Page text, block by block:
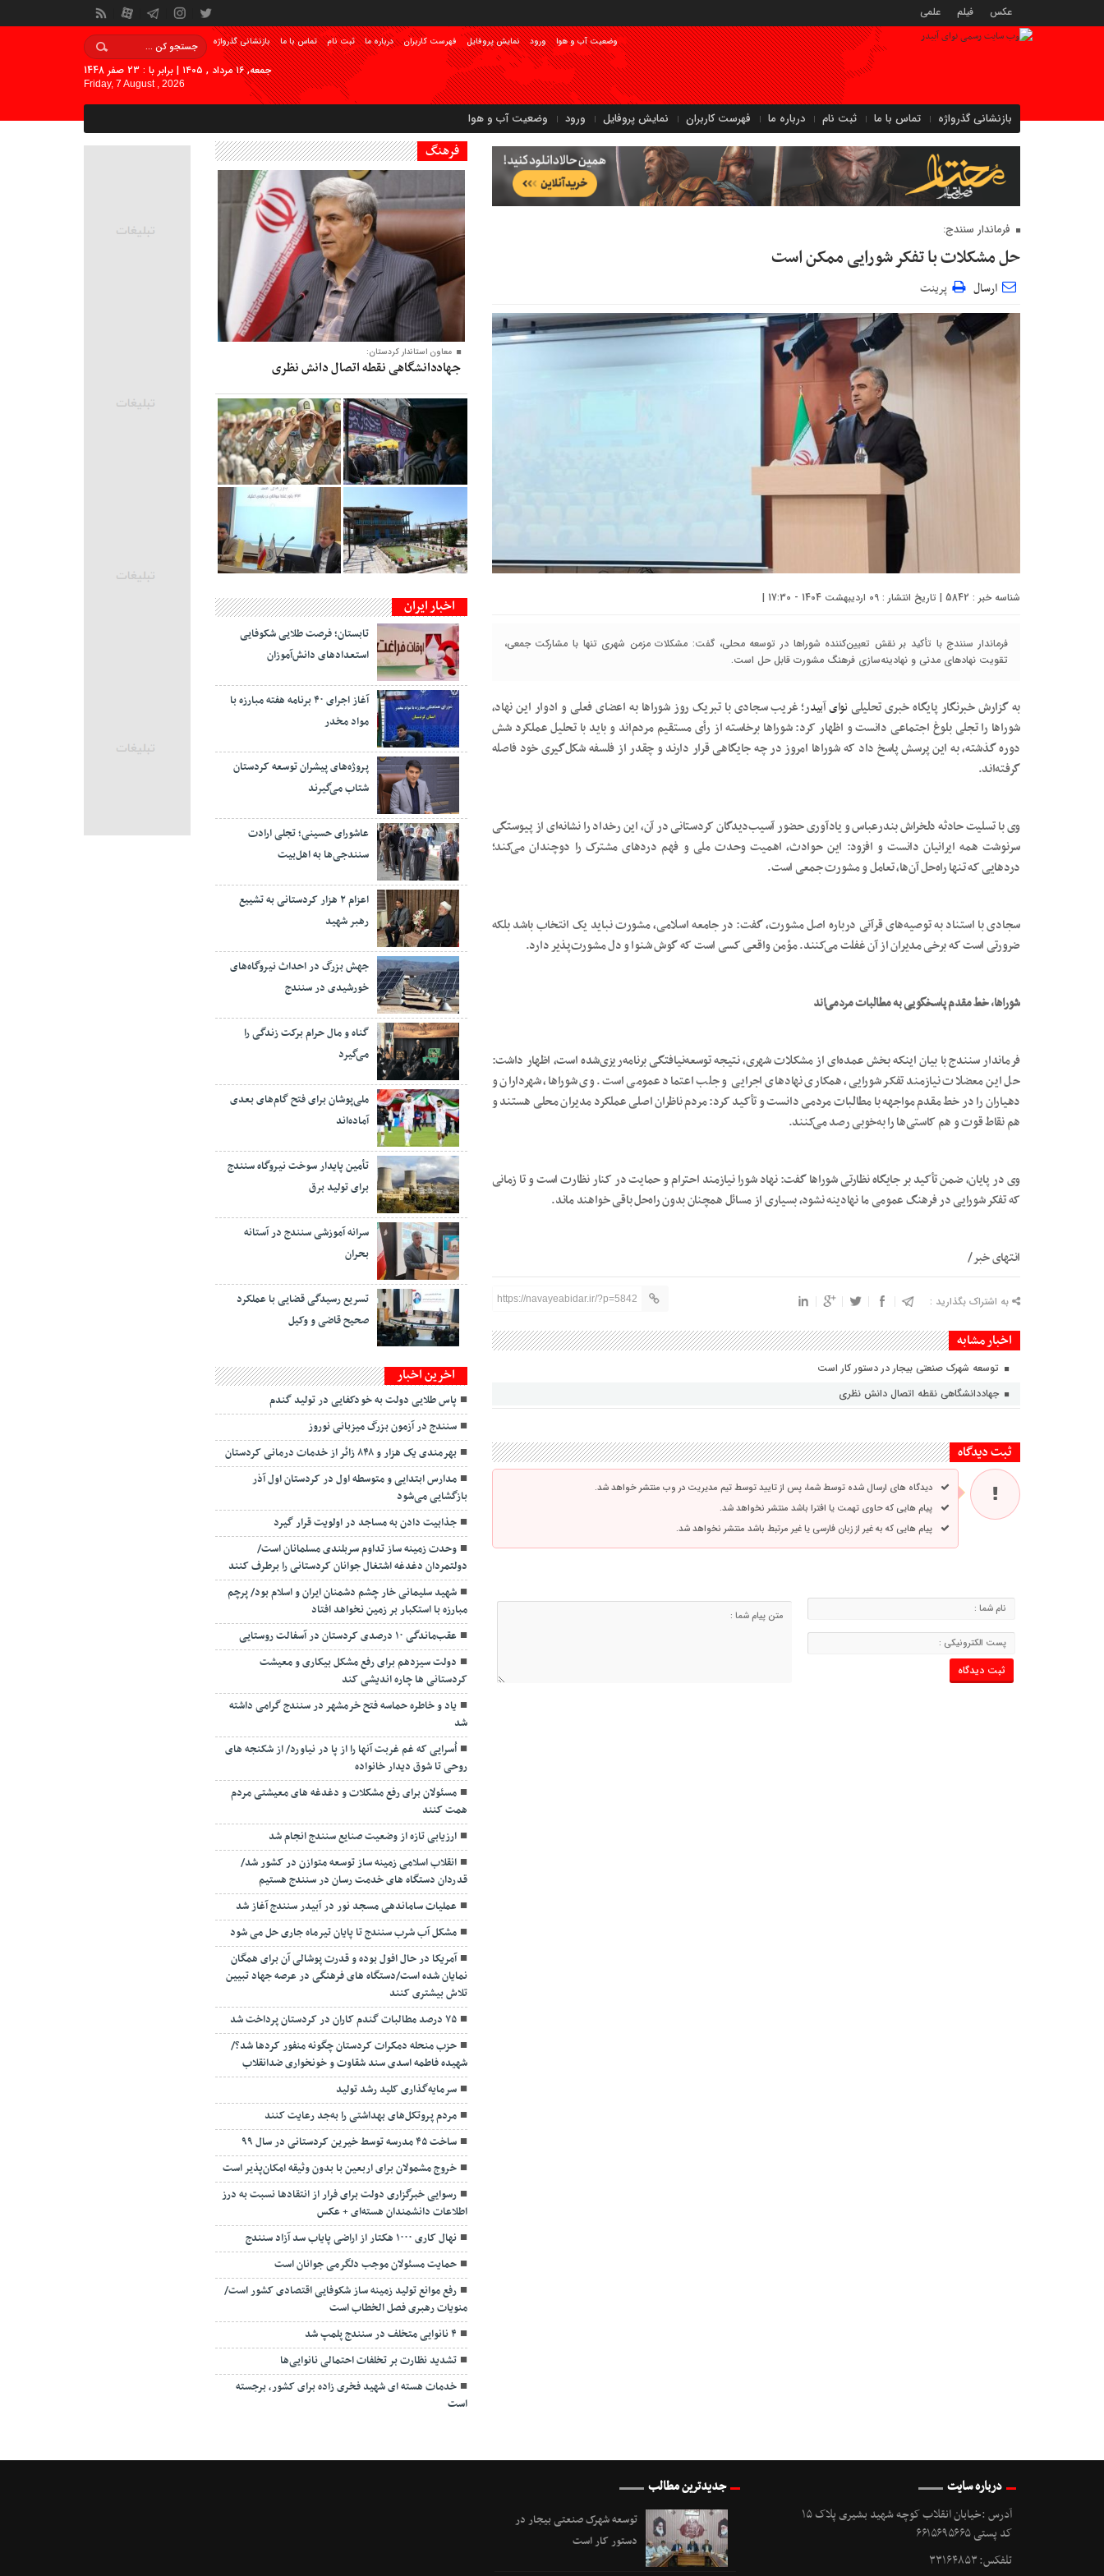
عکس فیلم علمی
بازنشانی گذرواژه تماس با ما ثبت نام درباره ما فهرست کاربران نمایش پروفایل ورود وضعیت آب و هوا
جمعه, ۱۶ مرداد , ۱۴۰۵ | برابر با : 23 صفر 1448
Friday, 7 August , 2026
بازنشانی گذرواژه تماس با ما ثبت نام درباره ما فهرست کاربران نمایش پروفایل ورود وضعیت آب و هوا
فرماندار سنندج:
حل مشکلات با تفکر شورایی ممکن است
ارسال پرینت
شناسه خبر : 5842 | تاریخ انتشار : 09 اردیبهشت 1404 - 17:30 |
فرماندار سنندج با تأکید بر نقش تعیین‌کننده شوراها در توسعه محلی، گفت: مشکلات مزمن شهری تنها با مشارکت جمعی،
تقویت نهادهای مدنی و نهادینه‌سازی فرهنگ مشورت قابل حل است.
به گزارش خبرنگار پایگاه خبری تحلیلی نوای آبیدر؛ غریب سجادی با تبریک روز شوراها به اعضای فعلی و ادوار این نهاد،
شوراها را تجلی بلوغ اجتماعی دانست و اظهار کرد: شوراها برخاسته از رأی مستقیم مردم‌اند و باید با تحلیل عملکرد شش
دوره گذشته، به این پرسش پاسخ داد که شوراها امروز در چه جایگاهی قرار دارند و چقدر از فلسفه شکل‌گیری خود فاصله
گرفته‌اند.
وی با تسلیت حادثه دلخراش بندرعباس و یادآوری حضور آسیب‌دیدگان کردستانی در آن، این رخداد را نشانه‌ای از پیوستگی
سرنوشت همه ایرانیان دانست و افزود: این حوادث، اهمیت وحدت ملی و فهم دردهای مشترک را دوچندان می‌کند؛
دردهایی که تنها راه‌حل آن‌ها، تعامل و مشورت جمعی است.
سجادی با استناد به توصیه‌های قرآنی درباره اصل مشورت، گفت: در جامعه اسلامی، مشورت نباید یک انتخاب باشد بلکه
ضرورتی است که برخی مدیران از آن غفلت می‌کنند. مؤمن واقعی کسی است که گوش شنوا و دل مشورت‌پذیر دارد.
شوراها، خط مقدم پاسخگویی به مطالبات مردمی‌اند
فرماندار سنندج با بیان اینکه بخش عمده‌ای از مشکلات شهری، نتیجه توسعه‌نیافتگی برنامه‌ریزی‌شده است، اظهار داشت:
حل این معضلات نیازمند تفکر شورایی، همکاری نهادهای اجرایی و جلب اعتماد عمومی است. وی شوراها، شهرداران و
دهیاران را در خط مقدم مواجهه با مطالبات مردمی دانست و تأکید کرد: مردم ناظران اصلی عملکرد مدیران محلی هستند و
هم نقاط قوت و هم کاستی‌ها را به‌خوبی رصد می‌کنند.
وی در پایان، ضمن تأکید بر جایگاه نظارتی شوراها گفت: نهاد شورا نیازمند احترام و حمایت در کنار نظارت است و تا زمانی
که تفکر شورایی در فرهنگ عمومی ما نهادینه نشود، بسیاری از مسائل همچنان بدون راه‌حل باقی خواهند ماند.
انتهای خبر/
به اشتراک بگذارید : https://navayeabidar.ir/?p=5842
اخبار مشابه
توسعه شهرک صنعتی بیجار در دستور کار است
جهاددانشگاهی نقطه اتصال دانش نظری
ثبت دیدگاه
دیدگاه های ارسال شده توسط شما، پس از تایید توسط تیم مدیریت در وب منتشر خواهد شد.
پیام هایی که حاوی تهمت یا افترا باشد منتشر نخواهد شد.
پیام هایی که به غیر از زبان فارسی یا غیر مرتبط باشد منتشر نخواهد شد.
فرهنگ
معاون‌ استاندار کردستان:
جهاددانشگاهی نقطه اتصال دانش نظری
اخبار ایران
تابستان؛ فرصت طلایی شکوفایی
استعدادهای دانش‌آموزان
آغاز اجرای ۴۰ برنامه هفته مبارزه با
مواد مخدر
پروژه‌های پیشران توسعه کردستان
شتاب می‌گیرند
عاشورای حسینی؛ تجلی ارادت
سنندجی‌ها به اهل‌بیت
اعزام ۲ هزار کردستانی به تشییع
رهبر شهید
جهش بزرگ در احداث نیروگاه‌های
خورشیدی در سنندج
گناه و مال حرام برکت زندگی را
می‌گیرد
ملی‌پوشان برای فتح گام‌های بعدی
آماده‌اند
تأمین پایدار سوخت نیروگاه سنندج
برای تولید برق
سرانه آموزشی سنندج در آستانه
بحران
تسریع رسیدگی قضایی با عملکرد
صحیح قاضی و وکیل
اخرین اخبار
پاس طلایی دولت به خودکفایی در تولید گندم
سنندج در آزمون بزرگ میزبانی نوروز
بهرمندی یک هزار و ۸۴۸ زائر از خدمات درمانی کردستان
مدارس ابتدایی و متوسطه اول در کردستان اول آذر
بازگشایی می‌شود
جذابیت دادن به مساجد در اولویت قرار گیرد
وحدت زمینه ساز تداوم سربلندی مسلمانان است/
دولتمردان دغدغه اشتغال جوانان کردستانی را برطرف کنند
شهید سلیمانی خار چشم دشمنان ایران و اسلام بود/ پرچم
مبارزه با استکبار بر زمین نخواهد افتاد
عقب‌ماندگی ۱۰ درصدی کردستان در آسفالت روستایی
دولت سیزدهم برای رفع مشکل بیکاری و معیشت
کردستانی ها چاره اندیشی کند
یاد و خاطره حماسه فتح خرمشهر در سنندج گرامی داشته
شد
اُسرایی که غم غربت آنها را از پا در نیاورد/ از شکنجه های
روحی تا شوق دیدار خانواده
مسئولان برای رفع مشکلات و دغدغه های معیشتی مردم
همت کنند
ارزیابی تازه از وضعیت صنایع سنندج انجام شد
انقلاب اسلامی زمینه ساز توسعه متوازن در کشور شد/
قدردان دستگاه های خدمت رسان در سنندج هستیم
عملیات ساماندهی مسجد نور در آبیدر سنندج آغاز شد
مشکل آب شرب سنندج تا پایان تیرماه جاری حل می شود
آمریکا در حال افول بوده و قدرت پوشالی آن برای همگان
نمایان شده است/دستگاه های فرهنگی در عرصه جهاد تبیین
تلاش بیشتری کنند
۷۵ درصد مطالبات گندم کاران در کردستان پرداخت شد
حزب منحله دمکرات کردستان چگونه منفور کردها شد؟/
شهیده فاطمه اسدی سند شقاوت و خونخواری ضدانقلاب
سرمایه‌گذاری کلید رشد تولید
مردم پروتکل‌های بهداشتی را به‌‌جد رعایت کنند
ساخت ۴۵ مدرسه توسط خیرین کردستانی در سال ۹۹
خروج مشمولان برای اربعین با بدون وثیقه امکان‌پذیر است
رسوایی خبرگزاری دولت برای فرار از انتقادها نسبت به درز
اطلاعات دانشمندان هسته‌ای + عکس
نهال کاری ۱۰۰۰ هکتار از اراضی پایاب سد آزاد سنندج
حمایت مسئولان موجب دلگرمی جوانان است
رفع موانع تولید زمینه ساز شکوفایی اقتصادی کشور است/
منویات رهبری فصل الخطاب است
۴ نانوایی متخلف در سنندج پلمپ شد
تشدید نظارت بر تخلفات احتمالی نانوایی‌ها
خدمات هسته ای شهید فخری زاده برای کشور، برجسته
است
درباره سایت
آدرس :خیابان انقلاب کوچه شهید بشیری پلاک ۱۵
کد پستی ۶۶۱۵۶۹۵۶۶۵
تلفکس: ۳۳۱۶۴۸۵۳
جدیدترین مطالب
توسعه شهرک صنعتی بیجار در
دستور کار است